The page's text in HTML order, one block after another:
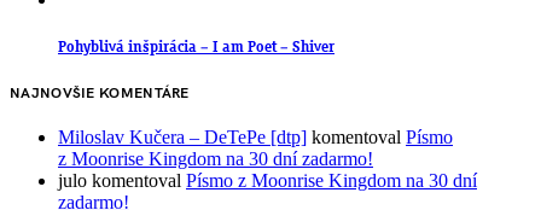
Pohyblivá inšpirácia – I am Poet – Shiver
NAJNOVŠIE KOMENTÁRE
Miloslav Kučera – DeTePe [dtp] komentoval Písmo
z Moonrise Kingdom na 30 dní zadarmo!
julo komentoval Písmo z Moonrise Kingdom na 30 dní
zadarmo!